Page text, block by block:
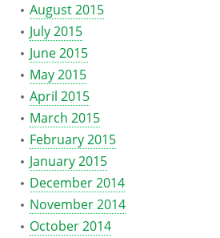
August 2015
July 2015
June 2015
May 2015
April 2015
March 2015
February 2015
January 2015
December 2014
November 2014
October 2014